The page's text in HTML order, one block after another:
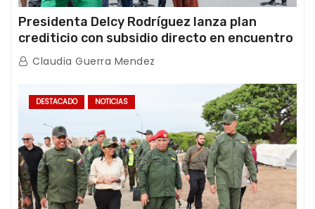
Presidenta Delcy Rodríguez lanza plan
crediticio con subsidio directo en encuentro
con Juntas de Condominio
Claudia Guerra Mendez
DESTACADO NOTICIAS